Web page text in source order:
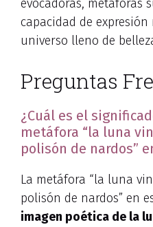
evocadoras, metáforas
capacidad de
universo lleno de
Preguntas
¿Cuál es el
metáfora “la luna
polisón de nardos”
La metáfora “la luna
polisón de nardos” en
imagen poética de la